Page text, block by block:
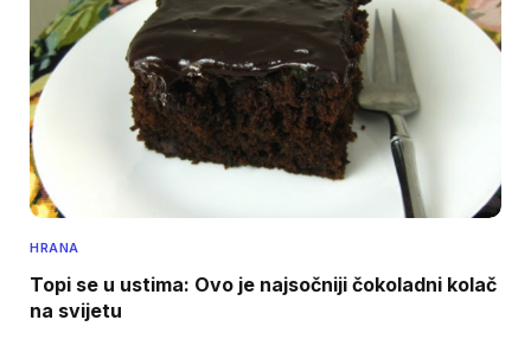
HRANA
Topi se u ustima: Ovo je najsočniji čokoladni kolač
na svijetu